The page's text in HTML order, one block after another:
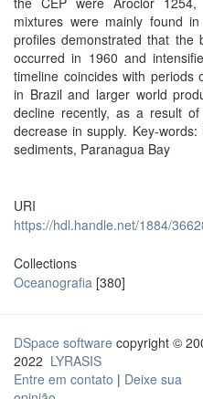
mixtures were mainly found
profiles demonstrated that the
occurred in 1960 and
timeline coincides with
in Brazil and larger world
decline recently, as a result
decrease in supply. Key-
sediments, Paranagua Bay
URI
https://hdl.handle.net/1884/
Collections
Oceanografia [380]
DSpace software copyright ©
2022 LYRASIS
Entre em contato | Deixe sua